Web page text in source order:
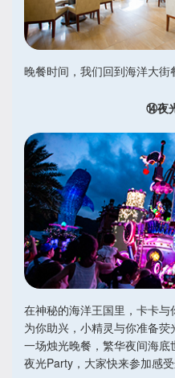
晚餐时间，我们回到海洋大街
⑭夜
在神秘的海洋王国里，卡卡
为你助兴，小精灵与你准备
一场烛光晚餐，繁华夜间海
夜光Party，大家快来参加感受